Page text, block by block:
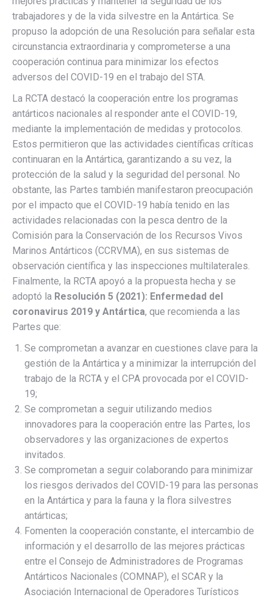
trabajadores y de la vida silvestre en la Antártica. Se
propuso la adopción de una Resolución para señalar esta
circunstancia extraordinaria y comprometerse a una
cooperación continua para minimizar los efectos
adversos del COVID-19 en el trabajo del STA.
La RCTA destacó la cooperación entre los programas
antárticos nacionales al responder ante el COVID-19,
mediante la implementación de medidas y protocolos.
Estos permitieron que las actividades científicas críticas
continuaran en la Antártica, garantizando a su vez, la
protección de la salud y la seguridad del personal. No
obstante, las Partes también manifestaron preocupación
por el impacto que el COVID-19 había tenido en las
actividades relacionadas con la pesca dentro de la
Comisión para la Conservación de los Recursos Vivos
Marinos Antárticos (CCRVMA), en sus sistemas de
observación científica y las inspecciones multilaterales.
Finalmente, la RCTA apoyó a la propuesta hecha y se
adoptó la Resolución 5 (2021): Enfermedad del
coronavirus 2019 y Antártica, que recomienda a las
Partes que:
Se comprometan a avanzar en cuestiones clave para la
gestión de la Antártica y a minimizar la interrupción del
trabajo de la RCTA y el CPA provocada por el COVID-
19;
Se comprometan a seguir utilizando medios
innovadores para la cooperación entre las Partes, los
observadores y las organizaciones de expertos
invitados.
Se comprometan a seguir colaborando para minimizar
los riesgos derivados del COVID-19 para las personas
en la Antártica y para la fauna y la flora silvestres
antárticas;
Fomenten la cooperación constante, el intercambio de
información y el desarrollo de las mejores prácticas
entre el Consejo de Administradores de Programas
Antárticos Nacionales (COMNAP), el SCAR y la
Asociación Internacional de Operadores Turísticos